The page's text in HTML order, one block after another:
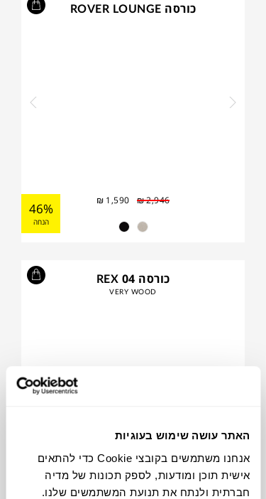
האתר עושה שימוש בעוגיות
אנחנו משתמשים בקובצי Cookie כדי להתאים
אישית תוכן ומודעות, לספק תכונות של מדיה
חברתית ולנתח את תנועת המשתמשים שלנו.
כורסה ROVER LOUNGE
₪2,946
₪ 1,590
46%
הנחה
כורסה REX 04
VERY WOOD
₪4,674
₪ 2,890
38%
הנחה